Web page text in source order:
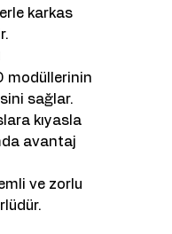
karkas
modüllerinin
sağlar.
kıyasla
avantaj
ve zorlu